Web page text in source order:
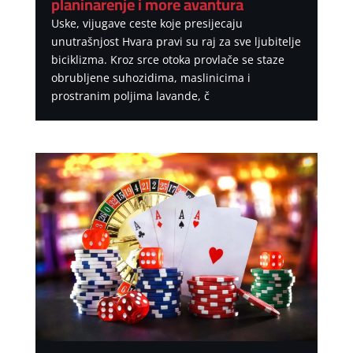
Uske, vijugave ceste koje presijecaju
unutrašnjost Hvara pravi su raj za sve ljubitelje
biciklizma. Kroz srce otoka provlače se staze
obrubljene suhozidima, maslinicima i
prostranim poljima lavande, č